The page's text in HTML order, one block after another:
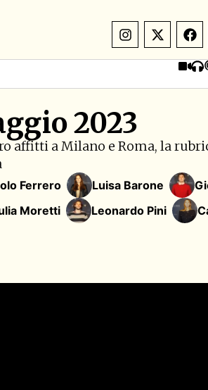
2023
affitti a Milano e Roma, la
Ferrero Luisa Barone
Moretti Leonardo Pini